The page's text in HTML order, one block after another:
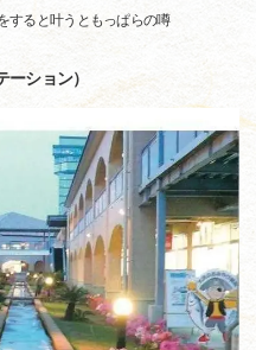
すると叶うともっぱらの噂
ション）